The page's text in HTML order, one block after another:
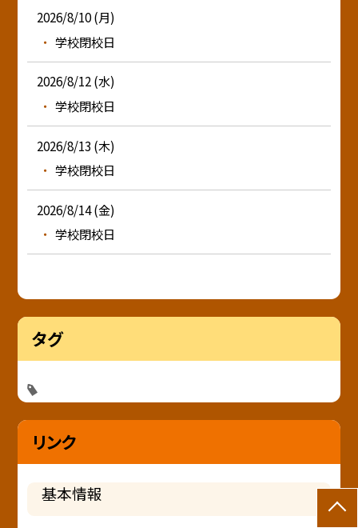
2026/8/10 (月)
学校閉校日
2026/8/12 (水)
学校閉校日
2026/8/13 (木)
学校閉校日
2026/8/14 (金)
学校閉校日
タグ
リンク
基本情報